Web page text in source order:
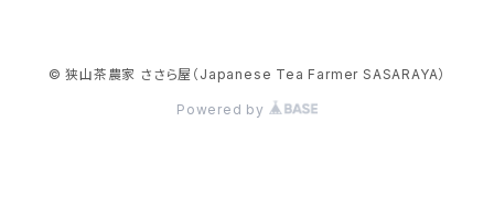
© 狭山茶農家 ささら屋（Japanese Tea Farmer SASARAYA）
Powered by